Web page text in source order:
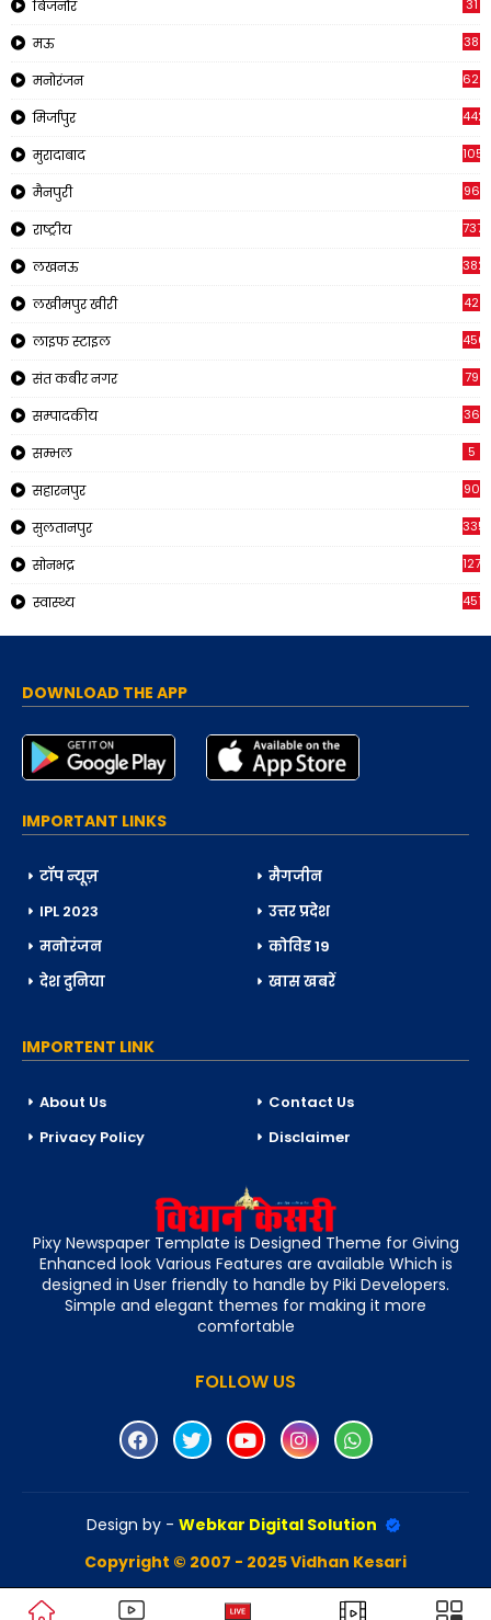
बिजनौर 31
मऊ 38
मनोरंजन 622
मिर्जापुर 442
मुरादाबाद 1057
मैनपुरी 96
राष्ट्रीय 7376
लखनऊ
लखीमपुर खीरी 42
लाइफ स्टाइल 456
संत कबीर नगर 79
सम्पादकीय 36
सम्भल 5
सहारनपुर 90
सुलतानपुर 335
सोनभद्र 1270
स्वास्थ्य 451
DOWNLOAD THE APP
IMPORTANT LINKS
टॉप न्यूज़
मैगजीन
IPL 2023
उत्तर प्रदेश
मनोरंजन
कोविड 19
देश दुनिया
खास खबरें
IMPORTENT LINK
About Us
Contact Us
Privacy Policy
Disclaimer
Pixy Newspaper Template is Designed Theme for Giving
Enhanced look Various Features are available Which is
designed in User friendly to handle by Piki Developers.
Simple and elegant themes for making it more
comfortable
FOLLOW US
Design by - Webkar Digital Solution
Copyright © 2007 - 2025 Vidhan Kesari